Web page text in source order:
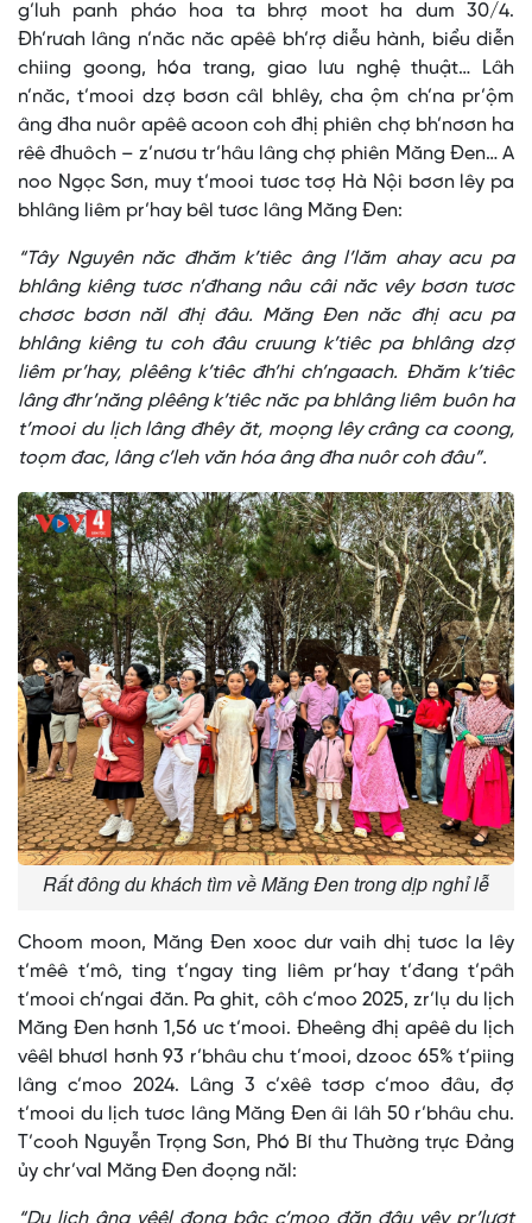
g’luh panh pháo hoa ta bhrợ moot ha dum 30/4.
Đh’rưah lâng n’năc năc apêê bh’rợ diễu hành, biểu diễn
chiing goong, hóa trang, giao lưu nghệ thuật… Lâh
n’năc, t’mooi dzợ bơơn câl bhlêy, cha ộm ch’na pr’ộm
âng đha nuôr apêê acoon coh đhị phiên chợ bh’nơơn ha
rêê đhuôch – z’nươu tr’hâu lâng chợ phiên Măng Đen… A
noo Ngọc Sơn, muy t’mooi tươc tơợ Hà Nội bơơn lêy pa
bhlâng liêm pr’hay bêl tươc lâng Măng Đen:
“Tây Nguyên năc đhăm k’tiêc âng l’lăm ahay acu pa
bhlâng kiêng tươc n’đhang nâu câi năc vêy bơơn tươc
chơơc bơơn năl đhị đâu. Măng Đen năc đhị acu pa
bhlâng kiêng tu coh đâu cruung k’tiêc pa bhlâng dzợ
liêm pr’hay, plêêng k’tiêc đh’hi ch’ngaach. Đhăm k’tiêc
lâng đhr’năng plêêng k’tiêc năc pa bhlâng liêm buôn ha
t’mooi du lịch lâng đhêy ăt, moọng lêy crâng ca coong,
toọm đac, lâng c’leh văn hóa âng đha nuôr coh đâu”.
Rất đông du khách tìm về Măng Đen trong dịp nghỉ lễ
Choom moon, Măng Đen xooc dưr vaih dhị tươc la lêy
t’mêê t’mô, ting t’ngay ting liêm pr’hay t’đang t’pâh
t’mooi ch’ngai đăn. Pa ghit, côh c’moo 2025, zr’lụ du lịch
Măng Đen hơnh 1,56 ưc t’mooi. Đheêng đhị apêê du lịch
vêêl bhươl hơnh 93 r’bhâu chu t’mooi, dzooc 65% t’piing
lâng c’moo 2024. Lâng 3 c’xêê tơơp c’moo đâu, đợ
t’mooi du lịch tươc lâng Măng Đen âi lâh 50 r’bhâu chu.
T’cooh Nguyễn Trọng Sơn, Phó Bí thư Thường trực Đảng
ủy chr’val Măng Đen đoọng năl: